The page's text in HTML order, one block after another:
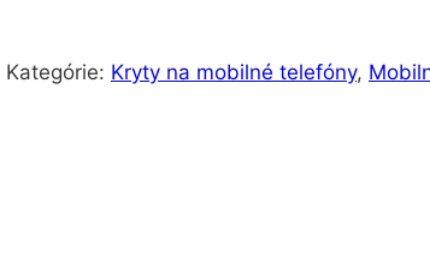
Kategórie: Kryty na mobilné telefóny,